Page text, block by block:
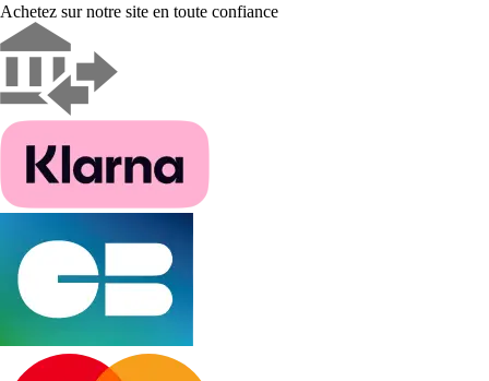
Achetez sur notre site en toute confiance